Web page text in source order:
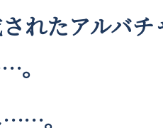
れたアルバ
。
。